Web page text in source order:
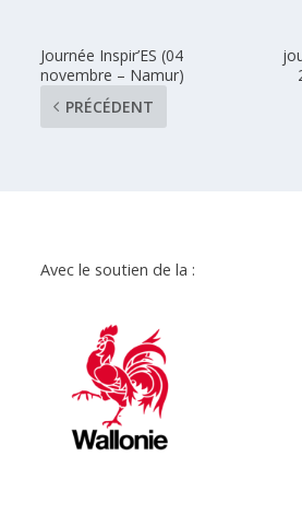
Journée Inspir’ES (04
novembre – Namur)
PRÉCÉDENT
Avec le soutien de la :